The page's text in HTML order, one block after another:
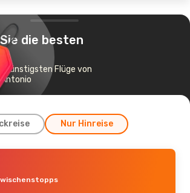
die besten
günstigsten Flüge von
Nur Hinreise